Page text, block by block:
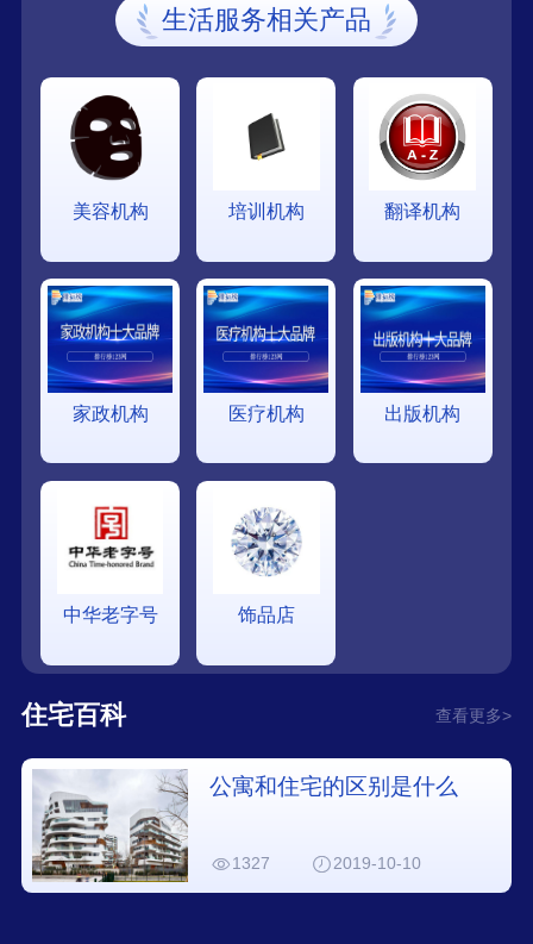
生活服务相关产品
美容机构 培训机构 翻译机构
家政机构 医疗机构 出版机构
中华老字号 饰品店
住宅百科 查看更多>
公寓和住宅的区别是什么
1327 2019-10-10